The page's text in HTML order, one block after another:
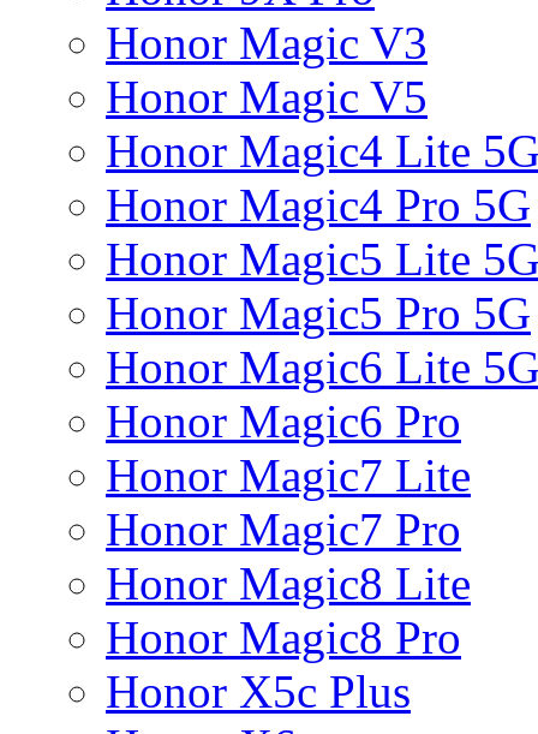
Honor Magic V3
Honor Magic V5
Honor Magic4 Lite
Honor Magic4 Pro 5G
Honor Magic5 Lite
Honor Magic5 Pro 5G
Honor Magic6 Lite
Honor Magic6 Pro
Honor Magic7 Lite
Honor Magic7 Pro
Honor Magic8 Lite
Honor Magic8 Pro
Honor X5c Plus